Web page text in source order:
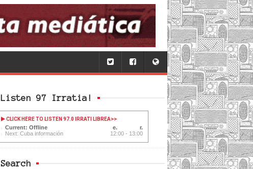
Listen 97 Irratia!
CLICK HERE TO LISTEN 97.0 IRRATI LIBREA>>
Current: Offline
Next: Cuba información
12:00 - 13:00
Search